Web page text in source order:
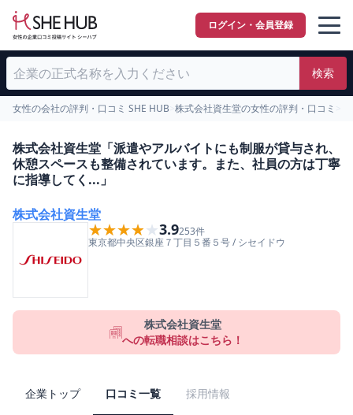
ログイン・会員登録
検索
女性の会社の評判・口コミ SHE HUB 株式会社資生堂の女性の評判・口コミ
株式会社資生堂「派遣やアルバイトにも制服が貸与され、
休憩スペースも整備されています。また、社員の方は丁寧
に指導してく...」
株式会社資生堂
★★★★★
★★★★★3.9253件
東京都中央区銀座７丁目５番５号/シセイドウ
株式会社資生堂
への転職相談はこちら！
企業トップ 口コミ一覧 採用情報